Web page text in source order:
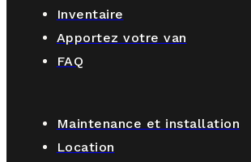
Inventaire
Apportez votre van
FAQ
Maintenance et installation
Location